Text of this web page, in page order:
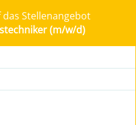
Stellenangebot
(m/w/d)